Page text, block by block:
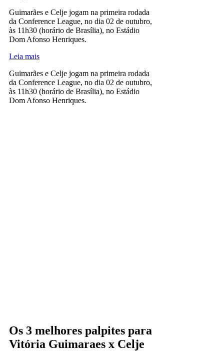
Guimarães e Celje jogam na primeira rodada
da Conference League, no dia 02 de outubro,
às 11h30 (horário de Brasília), no Estádio
Dom Afonso Henriques.
Leia mais
Guimarães e Celje jogam na primeira rodada
da Conference League, no dia 02 de outubro,
às 11h30 (horário de Brasília), no Estádio
Dom Afonso Henriques.
Os 3 melhores palpites para
Vitória Guimaraes x Celje